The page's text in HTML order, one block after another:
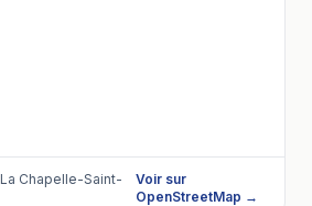
La Chapelle-Saint-
Voir sur
OpenStreetMap →